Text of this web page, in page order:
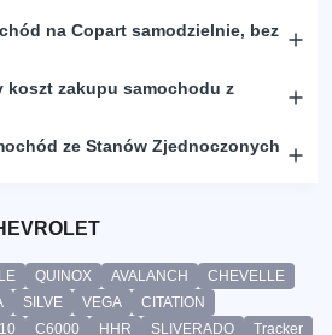
na Copart samodzielnie, bez
koszt zakupu samochodu z
ze Stanów Zjednoczonych
QUINOX AVALANCH
CHEVELLE
SILVE VEGA
CITATION
C6000 HHR SLIVERADO
Tracker